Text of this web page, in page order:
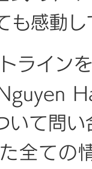
感動
ライン
いて問
全ての